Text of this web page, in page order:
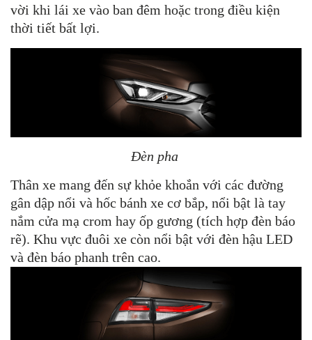
vời khi lái xe vào ban đêm hoặc trong điều kiện
thời tiết bất lợi.
Đèn pha
Thân xe mang đến sự khỏe khoắn với các đường
gân dập nổi và hốc bánh xe cơ bắp, nổi bật là tay
nắm cửa mạ crom hay ốp gương (tích hợp đèn báo
rẽ). Khu vực đuôi xe còn nổi bật với đèn hậu LED
và đèn báo phanh trên cao.